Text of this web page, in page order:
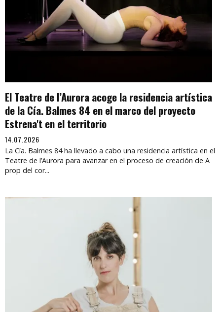
El Teatre de l’Aurora acoge la residencia artística
de la Cía. Balmes 84 en el marco del proyecto
Estrena't en el territorio
14.07.2026
La Cía. Balmes 84 ha llevado a cabo una residencia artística en el
Teatre de l’Aurora para avanzar en el proceso de creación de A
prop del cor...